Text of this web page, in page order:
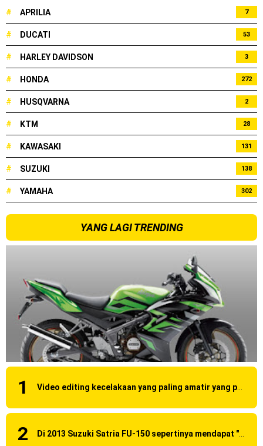
# APRILIA 7
# DUCATI 53
# HARLEY DAVIDSON 3
# HONDA 272
# HUSQVARNA 2
# KTM 28
# KAWASAKI 131
# SUZUKI 138
# YAMAHA 302
YANG LAGI TRENDING
Video editing kecelakaan yang paling amatir yang pernah ane liat!
Di 2013 Suzuki Satria FU-150 sepertinya mendapat "revisi" pada headlamp